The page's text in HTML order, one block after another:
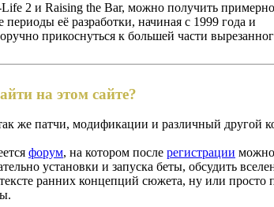
2 и Raising the Bar, можно получить
её разработки, начиная с 1999 года и
прикоснуться к большей части
на этом сайте?
же патчи, модификации и различный другой
форум, на котором после регистрации можно
установки и запуска беты, обсудить
ранних концепций сюжета, ну или просто